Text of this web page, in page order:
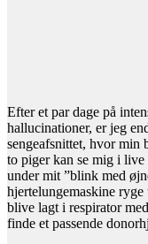
Efter et par dage på
hallucinationer, er jeg
sengeafsnittet, hvor min
to piger kan se mig i
under mit ”blink med
hjertelungemaskine
blive lagt i respirator
finde et passende